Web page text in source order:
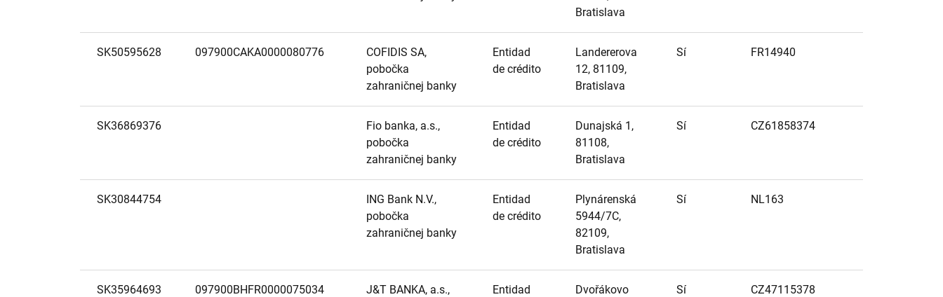
Bratislava
SK50595628 097900CAKA0000080776
COFIDIS SA,
pobočka
zahraničnej banky
Entidad
de crédito
Landererova
12, 81109,
Bratislava
Sí FR14940
SK36869376
Fio banka, a.s.,
pobočka
zahraničnej banky
Entidad
de crédito
Dunajská 1,
81108,
Bratislava
Sí CZ61858374
SK30844754
ING Bank N.V.,
pobočka
zahraničnej banky
Entidad
de crédito
Plynárenská
5944/7C,
82109,
Bratislava
Sí NL163
SK35964693 097900BHFR0000075034
J&T BANKA, a.s.,
Entidad
Dvořákovo
Sí CZ47115378